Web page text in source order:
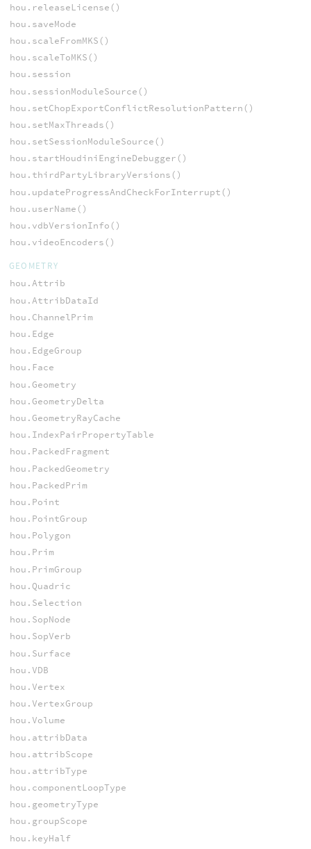
hou.releaseLicense()
hou.saveMode
hou.scaleFromMKS()
hou.scaleToMKS()
hou.session
hou.sessionModuleSource()
hou.setChopExportConflictResolutionPattern()
hou.setMaxThreads()
hou.setSessionModuleSource()
hou.startHoudiniEngineDebugger()
hou.thirdPartyLibraryVersions()
hou.updateProgressAndCheckForInterrupt()
hou.userName()
hou.vdbVersionInfo()
hou.videoEncoders()
GEOMETRY
hou.Attrib
hou.AttribDataId
hou.ChannelPrim
hou.Edge
hou.EdgeGroup
hou.Face
hou.Geometry
hou.GeometryDelta
hou.GeometryRayCache
hou.IndexPairPropertyTable
hou.PackedFragment
hou.PackedGeometry
hou.PackedPrim
hou.Point
hou.PointGroup
hou.Polygon
hou.Prim
hou.PrimGroup
hou.Quadric
hou.Selection
hou.SopNode
hou.SopVerb
hou.Surface
hou.VDB
hou.Vertex
hou.VertexGroup
hou.Volume
hou.attribData
hou.attribScope
hou.attribType
hou.componentLoopType
hou.geometryType
hou.groupScope
hou.keyHalf